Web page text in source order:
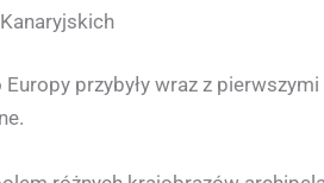
przybyły wraz z